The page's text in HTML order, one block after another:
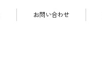
お問い合わせ